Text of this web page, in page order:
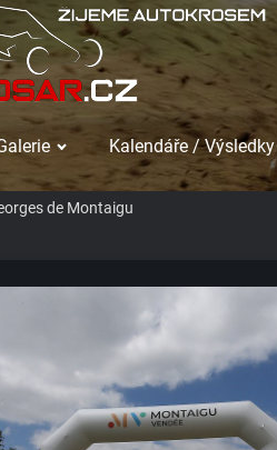
Kalendáře / Výsledky
de Montaigu